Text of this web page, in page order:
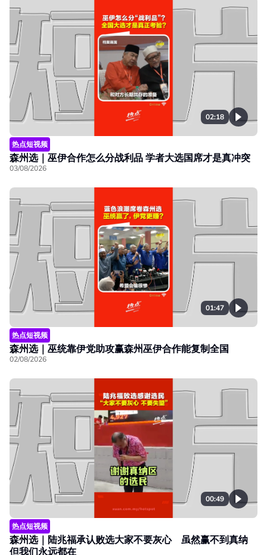
02:18
热点短视频
森州选｜巫伊合作怎么分战利品 学者大选国席才是真冲突
03/08/2026
01:47
热点短视频
森州选｜巫统靠伊党助攻赢森州巫伊合作能复制全国
02/08/2026
00:49
热点短视频
森州选｜陆兆福承认败选大家不要灰心 虽然赢不到真纳
但我们永远都在